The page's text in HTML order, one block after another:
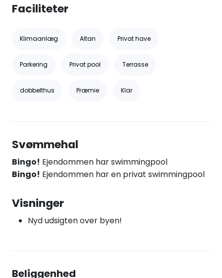
Faciliteter
Klimaanlæg Altan Privat have
Parkering Privat pool Terrasse
dobbelthus Præmie Klar
Svømmehal
Bingo! Ejendommen har swimmingpool
Bingo! Ejendommen har en privat swimmingpool
Visninger
Nyd udsigten over byen!
Beliggenhed